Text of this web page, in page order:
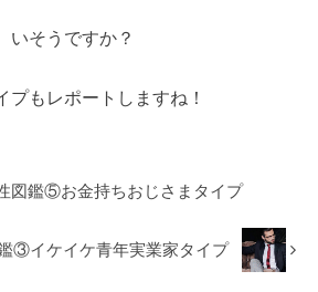
いそうですか？
プもレポートしますね！
図鑑⑤お金持ちおじさまタイプ
③イケイケ青年実業家タイプ